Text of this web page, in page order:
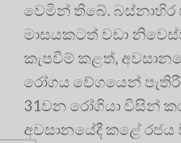
වෙමින් තිබේ. බස්නාහිර
මාසයකටත් වඩා
කැපවීම් කළත්,
රෝගය වේගයෙන්
31වන රෝගියා විසින්
අවසානයේදී කළේ රජය